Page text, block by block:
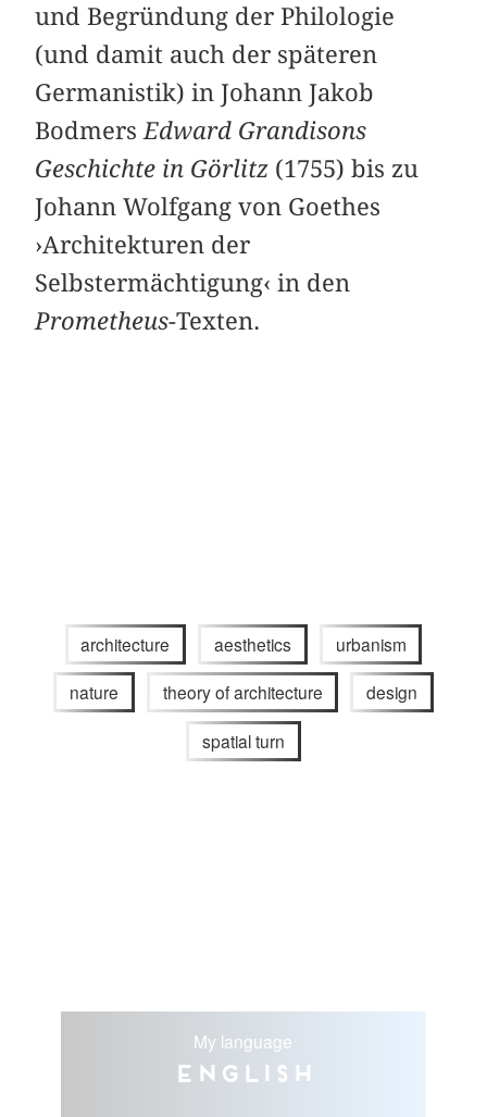
und Begründung der Philologie
(und damit auch der späteren
Germanistik) in Johann Jakob
Bodmers Edward Grandisons
Geschichte in Görlitz (1755) bis zu
Johann Wolfgang von Goethes
›Architekturen der
Selbstermächtigung‹ in den
Prometheus-Texten.
architecture aesthetics urbanism
nature theory of architecture design
spatial turn
My language
English